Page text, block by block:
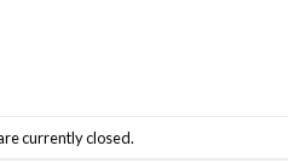
currently closed.